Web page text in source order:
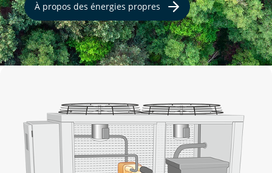
À propos des énergies propres